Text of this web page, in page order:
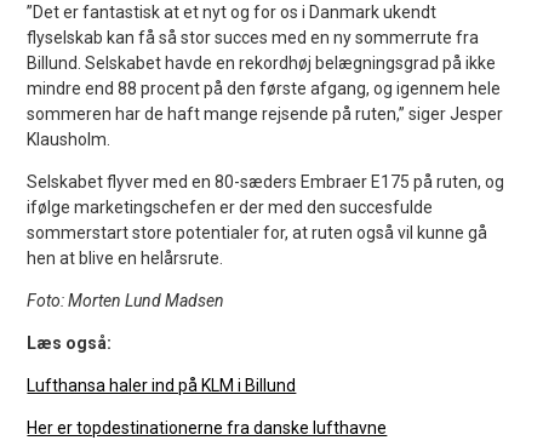
”Det er fantastisk at et nyt og for os i Danmark ukendt
flyselskab kan få så stor succes med en ny sommerrute fra
Billund. Selskabet havde en rekordhøj belægningsgrad på ikke
mindre end 88 procent på den første afgang, og igennem hele
sommeren har de haft mange rejsende på ruten,” siger Jesper
Klausholm.
Selskabet flyver med en 80-sæders Embraer E175 på ruten, og
ifølge marketingschefen er der med den succesfulde
sommerstart store potentialer for, at ruten også vil kunne gå
hen at blive en helårsrute.
Foto: Morten Lund Madsen
Læs også:
Lufthansa haler ind på KLM i Billund
Her er topdestinationerne fra danske lufthavne